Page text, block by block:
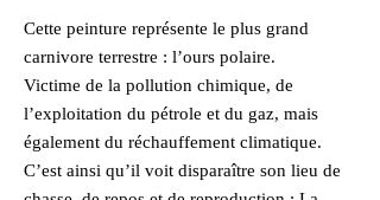
Cette peinture représente le plus grand
carnivore terrestre : l’ours polaire.
Victime de la pollution chimique, de
l’exploitation du pétrole et du gaz, mais
également du réchauffement climatique.
C’est ainsi qu’il voit disparaître son lieu de